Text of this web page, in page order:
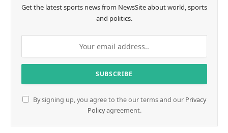
Get the latest sports news from NewsSite about world, sports
and politics.
By signing up, you agree to the our terms and our Privacy
Policyagreement.